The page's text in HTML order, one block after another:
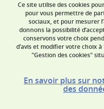
Gestion des cookies
Accessibilité : non
Ce site utilise des cookies
pour vous permettre de
sociaux, et pour mesurer
donnons la possibilité
conservons votre choix
d’avis et modifier votre choix
"Gestion des cookies"
En savoir plus sur
des